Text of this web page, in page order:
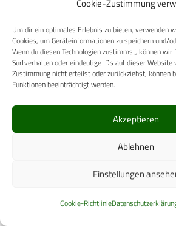
Cookie-Zustimmung
Um dir ein optimales Erlebnis zu bieten, verwenden
Cookies, um Geräteinformationen zu speichern und/
Wenn du diesen Technologien zustimmst, können wir
Surfverhalten oder eindeutige IDs auf dieser Website
Zustimmung nicht erteilst oder zurückziehst, können
Funktionen beeinträchtigt werden.
Akzeptieren
Ablehnen
Einstellungen
Cookie-Richtlinie
typischerweise Trichromaten, das heißt
einen Zapfentyp für die Wahrnehmung
Grün. Unter natürlichen
Aktivierung der Zapfen von der
Wellenlänge der eintreffenden
Vorsatz eines Nachtsichtgerätes ändert
Photokathode jegliche Farbinformation
monochromes Bild, dessen Konturen